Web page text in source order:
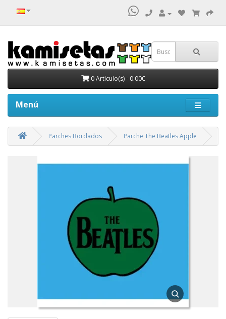
0 Artículo(s) - 0.00€
Menú
Parches Bordados Parche The Beatles Apple